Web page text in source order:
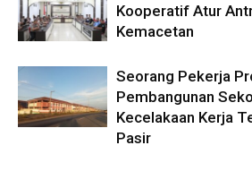
Kooperatif Atur
Kemacetan
Seorang Pekerja
Pembangunan
Kecelakaan Kerja
Pasir